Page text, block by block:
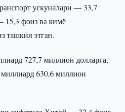
ускуналари — 33,7
15,3 фоиз ва кимё
ташкил этган.
727,7 миллион долларга,
630,6 миллион